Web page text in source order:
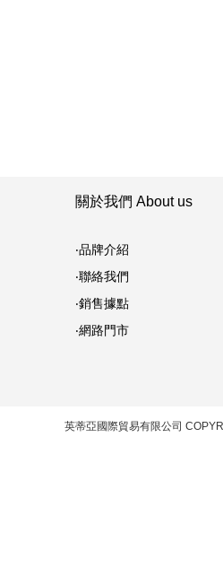
關於我們 About us
‧品牌介紹
‧聯絡我們
‧銷售據點
‧網路門市
英蒂亞國際貿易有限公司